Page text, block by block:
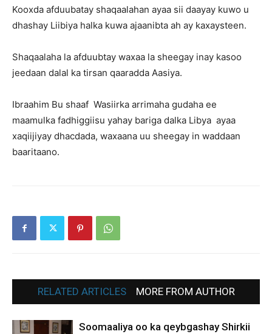
Kooxda afduubatay shaqaalahan ayaa sii daayay kuwo u
dhashay Liibiya halka kuwa ajaanibta ah ay kaxaysteen.
Shaqaalaha la afduubtay waxaa la sheegay inay kasoo
jeedaan dalal ka tirsan qaaradda Aasiya.
Ibraahim Bu shaaf Wasiirka arrimaha gudaha ee
maamulka fadhiggiisu yahay bariga dalka Libya ayaa
xaqiijiyay dhacdada, waxaana uu sheegay in waddaan
baaritaano.
RELATED ARTICLES MORE FROM AUTHOR
Soomaaliya oo ka qeybgashay Shirkii